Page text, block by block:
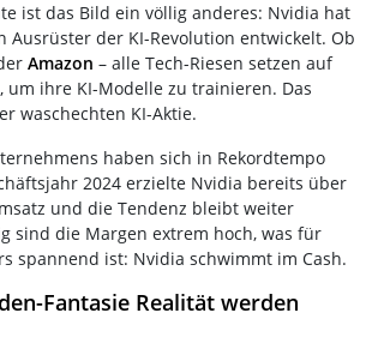
ist das Bild ein völlig anderes: Nvidia hat
Ausrüster der KI-Revolution entwickelt. Ob
Amazon – alle Tech-Riesen setzen auf
um ihre KI-Modelle zu trainieren. Das
waschechten KI-Aktie.
haben sich in Rekordtempo
2024 erzielte Nvidia bereits über
und die Tendenz bleibt weiter
sind die Margen extrem hoch, was für
spannend ist: Nvidia schwimmt im Cash.
Fantasie Realität werden